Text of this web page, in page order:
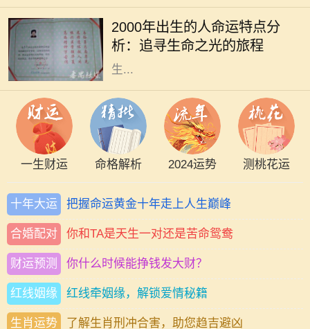
2000年出生的人命运特点分
析：追寻生命之光的旅程
生的人被称为“千禧一代”，他们具有
独特的命运特征和生活经历。在此篇
文章中，我们将深入探讨2000年出
生...
一生财运 命格解析 2024运势 测桃花运
十年大运 把握命运黄金十年走上人生巅峰
合婚配对 你和TA是天生一对还是苦命鸳鸯
财运预测 你什么时候能挣钱发大财？
红线姻缘 红线牵姻缘，解锁爱情秘籍
生肖运势 了解生肖刑冲合害，助您趋吉避凶